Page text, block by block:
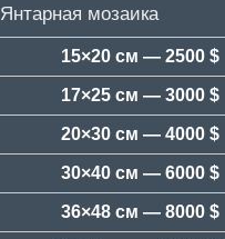
Янтарная мозаика
15×20 см — 2500 $
17×25 см — 3000 $
20×30 см — 4000 $
30×40 см — 6000 $
36×48 см — 8000 $